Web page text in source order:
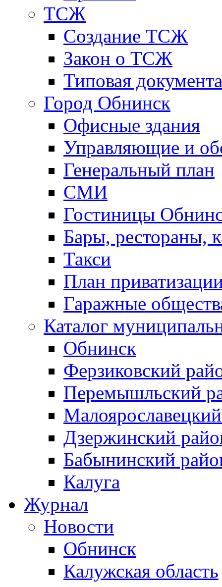
ТСЖ
Создание ТСЖ
Закон о ТСЖ
Типовая
Город Обнинск
Офисные здания
Управляющие и
Генеральный план
СМИ
Гостиницы
Бары, рестораны,
Такси
План
Гаражные
Каталог
Обнинск
Ферзиковский
Перемышльский
Дзержинский
Бабынинский
Калуга
Журнал
Новости
Обнинск
Калужская область